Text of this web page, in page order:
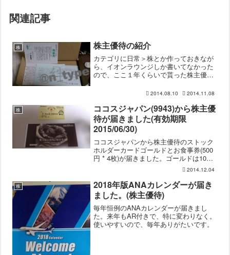
関連記事
株 株主優待の紹介
カテゴリに日常＞株とか作っておきなが
ら、イオンラウンジしか書いてなかった
ので、ここ１年くらいで貰った株主優待
前に。自分はデイトレードはしてません
せん。基本的には長期保有...
2014.08.10 2014.11.08
株
ココスジャパン(9943)から株主優
待が届きました(有効期限
2015/06/30)
ココスジャパンから株主優待のストック
ホルダーカードゴールドとお食事券(500
円 * 4枚)が届きました。ゴールドは10%
OFF、シルバーだと5% OFFになりま
す。お食事券はココスはもちろん、ゼン
ショーグループでも使えます。半年に1回
届く...
2014.12.04
株
2018年版ANAカレンダーが届き
ました。(株主優待)
毎年恒例のANAカレンダーが届きまし
た。来年もAR付きで、特に変わりなく。
使いやすいので、毎年ありがたいです。